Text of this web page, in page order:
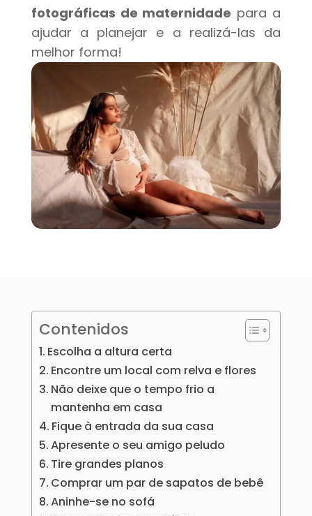
fotográficas de maternidade para a
ajudar a planejar e a realizá-las da
melhor forma!
Contenidos
Escolha a altura certa
Encontre um local com relva e flores
Não deixe que o tempo frio a
mantenha em casa
Fique à entrada da sua casa
Apresente o seu amigo peludo
Tire grandes planos
Comprar um par de sapatos de bebê
Aninhe-se no sofá